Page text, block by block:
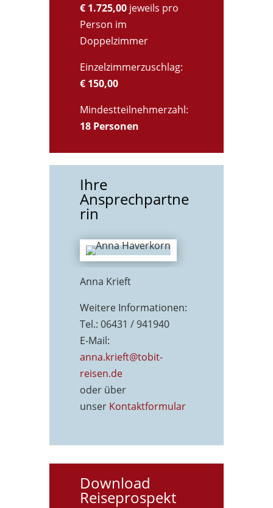
€ 1.725,00 jeweils pro
Person im
Doppelzimmer
Einzelzimmerzuschlag:
€ 150,00
Mindestteilnehmerzahl:
18 Personen
Ihre
Ansprechpartne
rin
Anna Krieft
Weitere Informationen:
Tel.: 06431 / 941940
E-Mail:
anna.krieft@tobit-
reisen.de
oder über
unser Kontaktformular
Download
Reiseprospekt